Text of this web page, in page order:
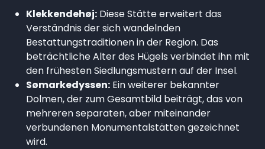
Klekkendehøj: Diese Stätte erweitert das
Verständnis der sich wandelnden
Bestattungstraditionen in der Region. Das
beträchtliche Alter des Hügels verbindet ihn mit
den frühesten Siedlungsmustern auf der Insel.
Sømarkedyssen: Ein weiterer bekannter
Dolmen, der zum Gesamtbild beiträgt, das von
mehreren separaten, aber miteinander
verbundenen Monumentalstätten gezeichnet
wird.